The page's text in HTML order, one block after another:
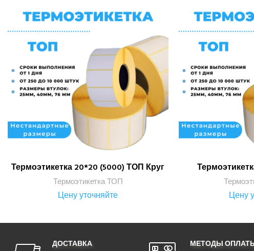
ПОДРОБНЕЕ
Термоэтикетка 20*20 (5000) ТОП Круг
Термоэтикетка ТОП
Цену уточняйте Цену
ДОСТАВКА МЕТОДЫ